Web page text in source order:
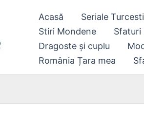
Acasă Seriale Turcesti
Stiri Mondene
Sfaturi
Dragoste și cuplu
România Țara mea